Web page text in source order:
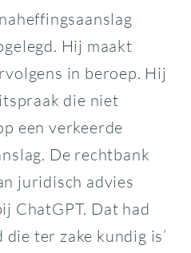
Hij maakt
in beroep. Hij
die niet
een verkeerde
De rechtbank
juridisch advies
ChatGPT. Dat had
ter zake kundig is’